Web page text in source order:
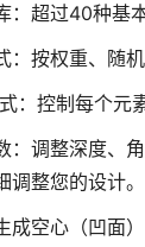
：超过40种基
：按权重、随
：控制每个元
：调整深度、
调整您的设计。
成空心（凹面